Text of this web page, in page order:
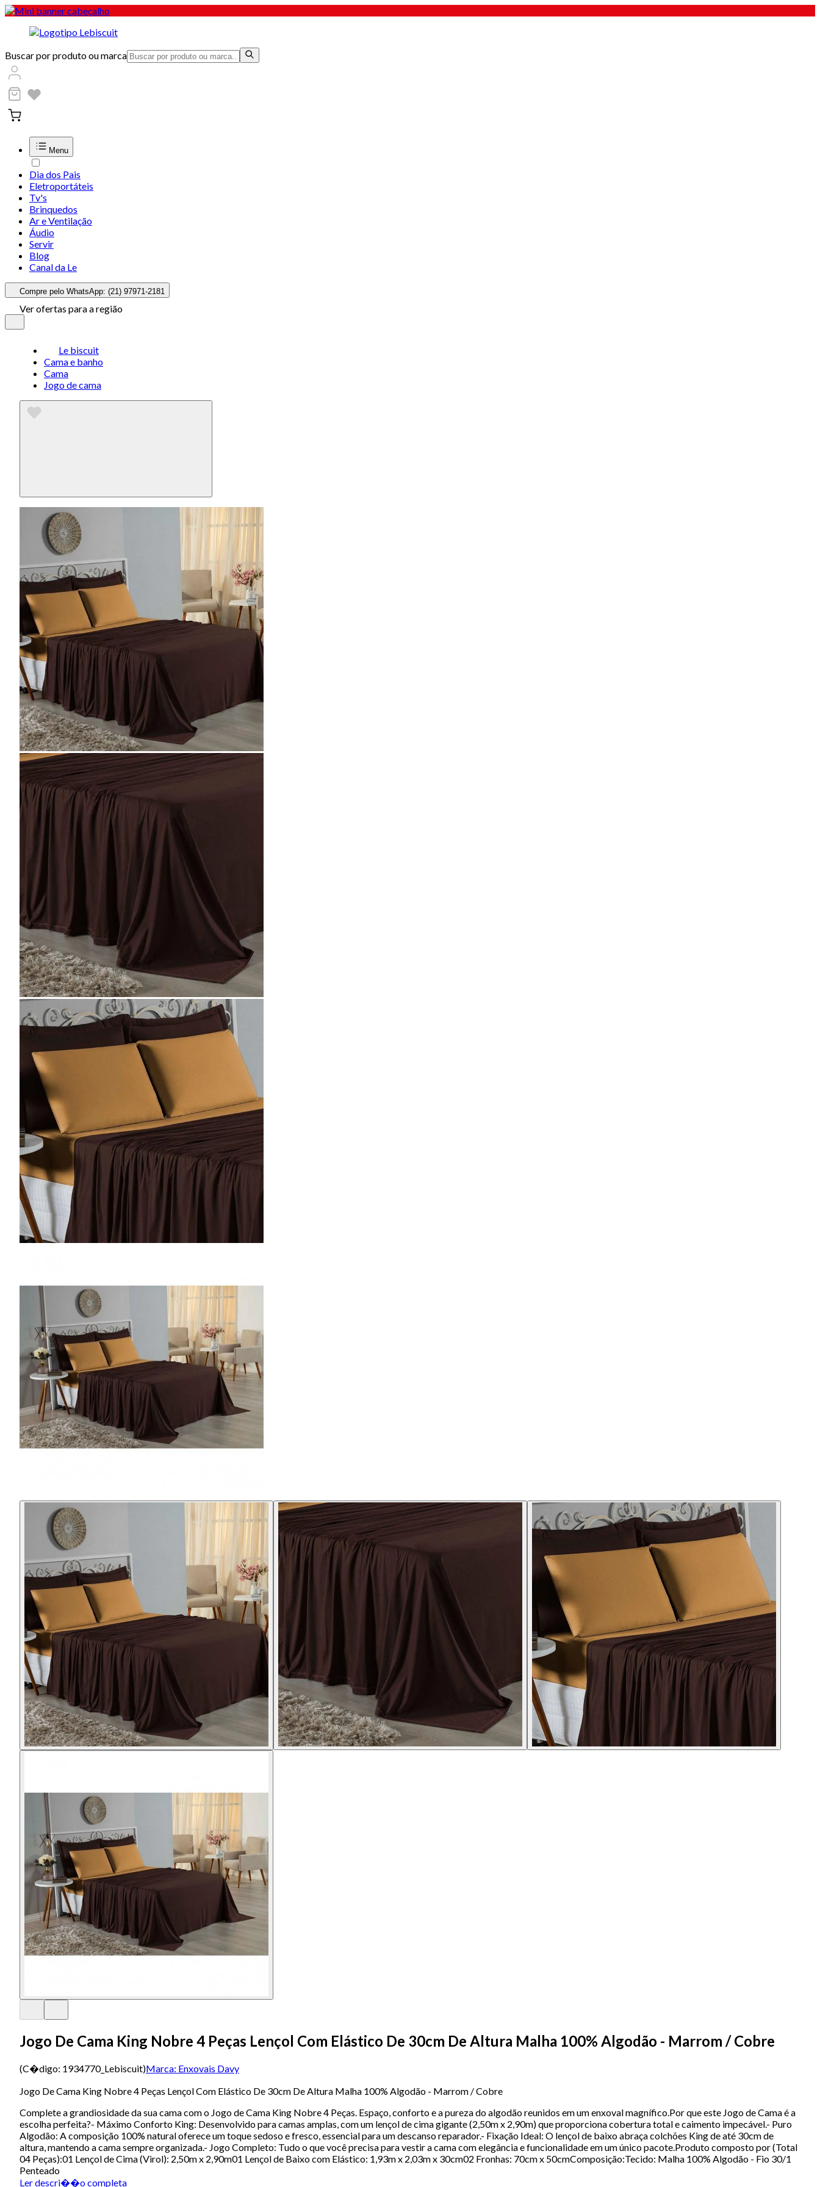
Buscar por produto ou marca
Menu
Dia dos Pais
Eletroportáteis
Tv's
Brinquedos
Ar e Ventilação
Áudio
Servir
Blog
Canal da Le
Compre pelo WhatsApp: (21) 97971-2181
Ver ofertas para a região
Le biscuit
Cama e banho
Cama
Jogo de cama
Jogo De Cama King Nobre 4 Peças Lençol Com Elástico De 30cm De Altura Malha 100% Algodão - Marrom / Cobre
(C�digo: 1934770_Lebiscuit)Marca: Enxovais Davy
Jogo De Cama King Nobre 4 Peças Lençol Com Elástico De 30cm De Altura Malha 100% Algodão - Marrom / Cobre
Complete a grandiosidade da sua cama com o Jogo de Cama King Nobre 4 Peças. Espaço, conforto e a pureza do algodão reunidos em um enxoval magnífico.Por que este Jogo de Cama é a
escolha perfeita?- Máximo Conforto King: Desenvolvido para camas amplas, com um lençol de cima gigante (2,50m x 2,90m) que proporciona cobertura total e caimento impecável.- Puro
Algodão: A composição 100% natural oferece um toque sedoso e fresco, essencial para um descanso reparador.- Fixação Ideal: O lençol de baixo abraça colchões King de até 30cm de
altura, mantendo a cama sempre organizada.- Jogo Completo: Tudo o que você precisa para vestir a cama com elegância e funcionalidade em um único pacote.Produto composto por (Total
04 Peças):01 Lençol de Cima (Virol): 2,50m x 2,90m01 Lençol de Baixo com Elástico: 1,93m x 2,03m x 30cm02 Fronhas: 70cm x 50cmComposição:Tecido: Malha 100% Algodão - Fio 30/1
Penteado
Ler descri��o completa